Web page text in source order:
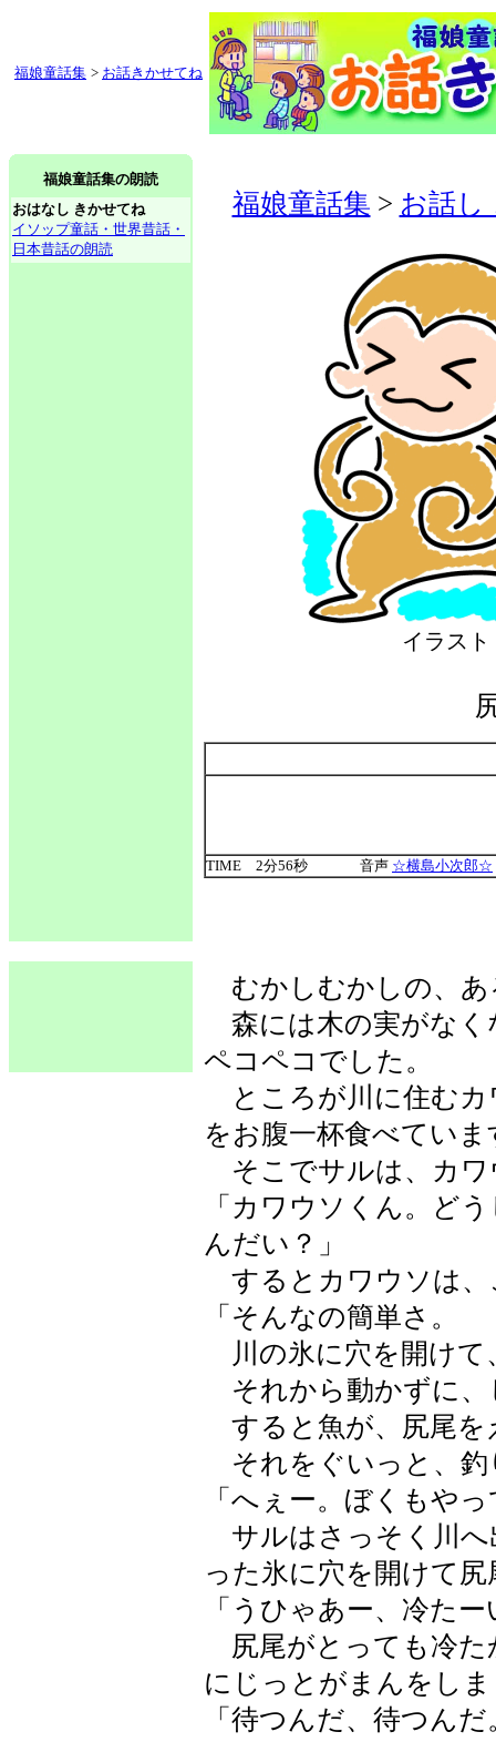
福娘童話集 > お話きかせてね
福娘童話集の朗読
おはなし きかせてね
イソップ童話・世界昔話・
日本昔話の朗読
福娘童話集 > お話し
イラ
TIME 2分56秒 音声 ☆横島小次郎☆
むかしむかしの、あ
森には木の実がなく
ペコペコでした。
ところが川に住むカ
をお腹一杯食べていま
そこでサルは、カワ
「カワウソくん。ど
んだい？」
するとカワウソは、
「そんなの簡単さ。
川の氷に穴を開けて
それから動かずに、
すると魚が、尻尾を
それをぐいっと、釣
「へぇー。ぼくもや
サルはさっそく川へ
った氷に穴を開けて
「うひゃあー、冷たー
尻尾がとっても冷た
にじっとがまんをし
「待つんだ、待つん